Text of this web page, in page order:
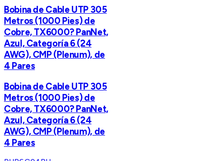
Bobina de Cable UTP 305
Metros (1000 Pies) de
Cobre, TX6000? PanNet,
Azul, Categoría 6 (24
AWG), CMP (Plenum), de
4 Pares
Bobina de Cable UTP 305
Metros (1000 Pies) de
Cobre, TX6000? PanNet,
Azul, Categoría 6 (24
AWG), CMP (Plenum), de
4 Pares